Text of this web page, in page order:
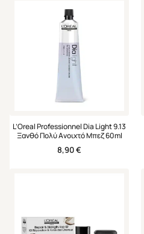
L’Oreal Professionnel Dia Light 9.13
Ξανθό Πολύ Ανοιχτό Μπεζ 60ml
8,90€